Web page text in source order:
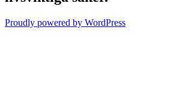
Proudly powered by WordPress